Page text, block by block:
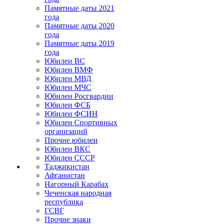
Памятные даты 2021
года
Памятные даты 2020
года
Памятные даты 2019
года
Юбилеи ВС
Юбилеи ВМФ
Юбилеи МВД
Юбилеи МЧС
Юбилеи Росгвардии
Юбилеи ФСБ
Юбилеи ФСИН
Юбилеи Спортивных
организаций
Прочие юбилеи
Юбилеи ВКС
Юбилеи СССР
Таджикистан
Афганистан
Нагорный Карабах
Чеченская народная
республика
ГСВГ
Прочие знаки